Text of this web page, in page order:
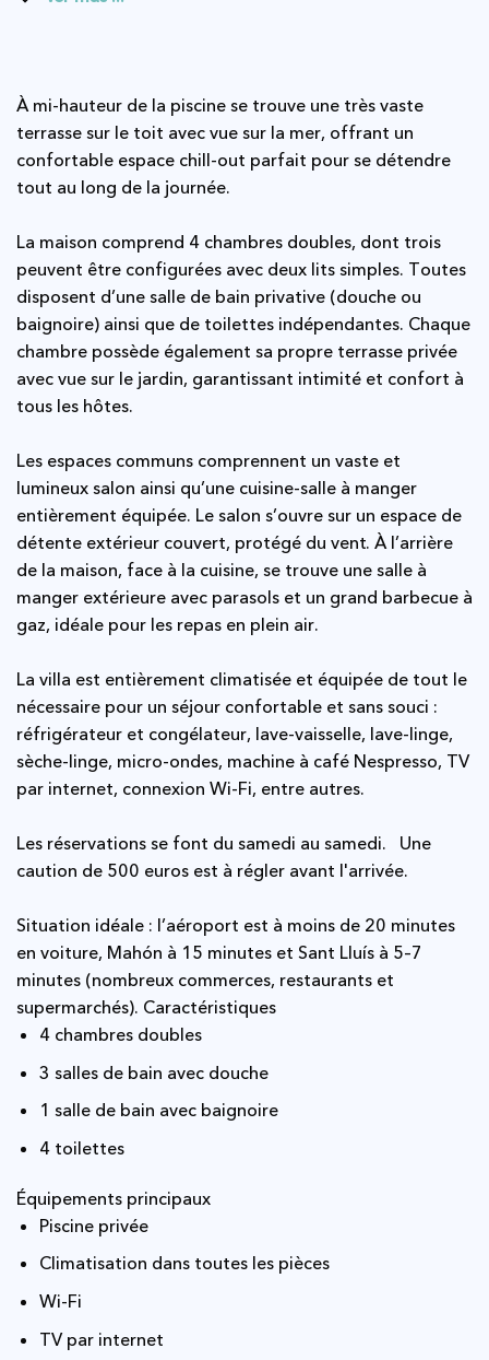
À mi-hauteur de la piscine se trouve une très vaste
terrasse sur le toit avec vue sur la mer, offrant un
confortable espace chill-out parfait pour se détendre
tout au long de la journée.
La maison comprend 4 chambres doubles, dont trois
peuvent être configurées avec deux lits simples. Toutes
disposent d’une salle de bain privative (douche ou
baignoire) ainsi que de toilettes indépendantes. Chaque
chambre possède également sa propre terrasse privée
avec vue sur le jardin, garantissant intimité et confort à
tous les hôtes.
Les espaces communs comprennent un vaste et
lumineux salon ainsi qu’une cuisine-salle à manger
entièrement équipée. Le salon s’ouvre sur un espace de
détente extérieur couvert, protégé du vent. À l’arrière
de la maison, face à la cuisine, se trouve une salle à
manger extérieure avec parasols et un grand barbecue à
gaz, idéale pour les repas en plein air.
La villa est entièrement climatisée et équipée de tout le
nécessaire pour un séjour confortable et sans souci :
réfrigérateur et congélateur, lave-vaisselle, lave-linge,
sèche-linge, micro-ondes, machine à café Nespresso, TV
par internet, connexion Wi-Fi, entre autres.
Les réservations se font du samedi au samedi. Une
caution de 500 euros est à régler avant l'arrivée.
Situation idéale : l’aéroport est à moins de 20 minutes
en voiture, Mahón à 15 minutes et Sant Lluís à 5–7
minutes (nombreux commerces, restaurants et
supermarchés). Caractéristiques
4 chambres doubles
3 salles de bain avec douche
1 salle de bain avec baignoire
4 toilettes
Équipements principaux
Piscine privée
Climatisation dans toutes les pièces
Wi-Fi
TV par internet